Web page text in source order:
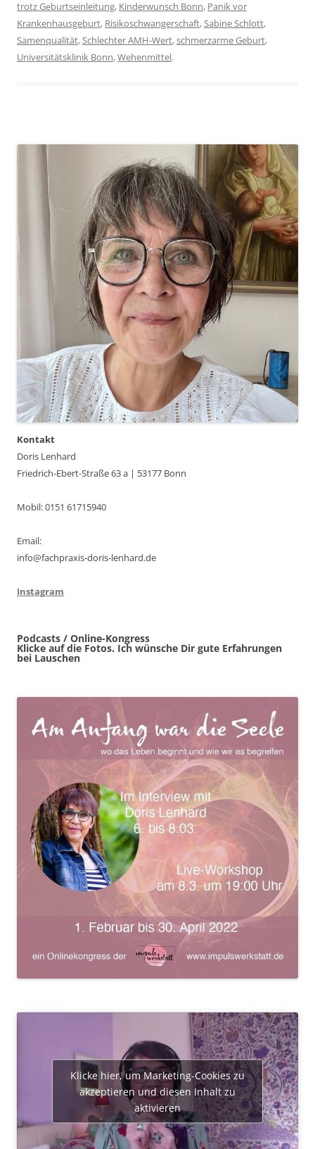
trotz Geburtseinleitung, Kinderwunsch Bonn, Panik vor
Krankenhausgeburt, Risikoschwangerschaft,Sabine Schlott,
Samenqualität,Schlechter AMH-Wert,schmerzarme Geburt,
Universitätsklinik Bonn,Wehenmittel.
Kontakt
Doris Lenhard
Friedrich-Ebert-Straße 63 a | 53177 Bonn
Mobil: 0151 61715940
Email:
info@fachpraxis-doris-lenhard.de
Instagram
Podcasts / Online-Kongress
Klicke auf die Fotos. Ich wünsche Dir gute Erfahrungen
bei Lauschen
Klicke hier, um Marketing-Cookies zu
akzeptieren und diesen Inhalt zu
aktivieren